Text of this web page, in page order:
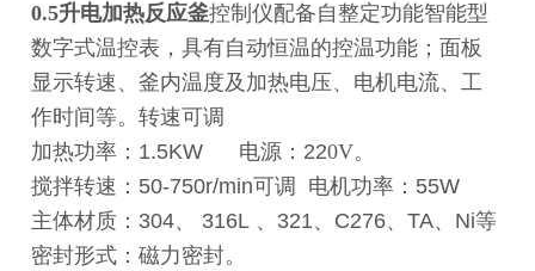
0.5升电加热反应釜控制仪配备自整定功能智能型
数字式温控表，具有自动恒温的控温功能；面板
显示转速、釜内温度及加热电压、电机电流、工
作时间等。转速可调
加热功率： 1.5KW 电源： 220V。
搅拌转速： 50-750r/min可调 电机功率： 55W
主体材质： 304、 316L 、 321、 C276、TA、 Ni等
密封形式：磁力密封。